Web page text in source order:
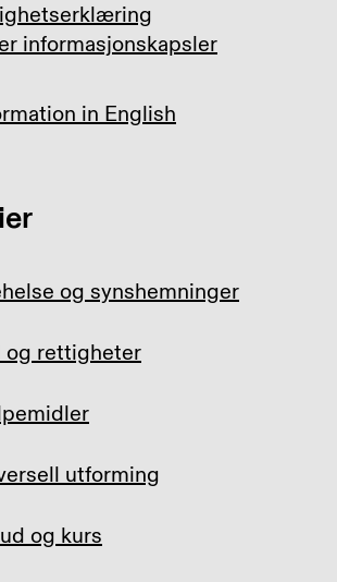
informasjonskapsler
in English
og synshemninger
og rettigheter
utforming
og kurs